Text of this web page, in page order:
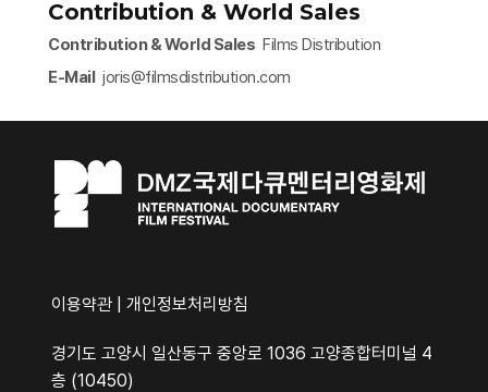
Contribution & World Sales
Contribution & World Sales Films Distribution
E-Mailjoris@filmsdistribution.com​
이용약관 개인정보처리방침
경기도 고양시 일산동구 중앙로 1036 고양종합터미널 4
층 (10450)